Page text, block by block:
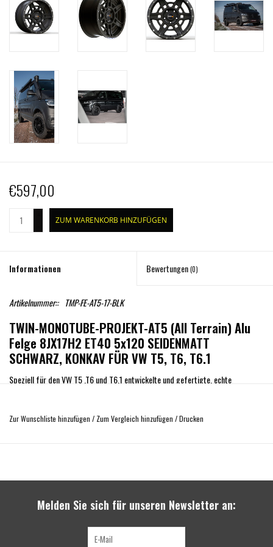
€597,00
ZUM WARENKORB HINZUFÜGEN
Informationen Bewertungen(0)
Artikelnummer:: TMP-FE-AT5-17-BLK
TWIN-MONOTUBE-PROJEKT-AT5 (All Terrain) Alu
Felge 8JX17H2 ET40 5x120 SEIDENMATT
SCHWARZ, KONKAV FÜR VW T5, T6, T6.1
Speziell für den VW T5 ,T6 und T6.1 entwickelte und gefertigte, echte
originalen Anbindungen, im TüV Gutachten zusätzlich gelistete, interessante AT
Einpresstiefen um Schleifkontakt an Bremsen und Schiebetüren zu vermeiden
eine perfekte Optik und Funktion, zu bieten. Auch selbst für die große, neue
Zur Wunschliste hinzufügen / Zum Vergleich hinzufügen /Drucken
Melden Sie sich für unseren Newsletter an: